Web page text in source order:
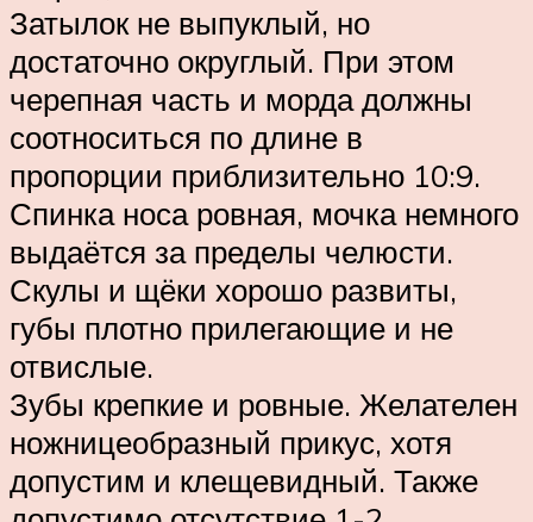
Затылок не выпуклый, но
достаточно округлый. При этом
черепная часть и морда должны
соотноситься по длине в
пропорции приблизительно 10:9.
Спинка носа ровная, мочка немного
выдаётся за пределы челюсти.
Скулы и щёки хорошо развиты,
губы плотно прилегающие и не
отвислые.
Зубы крепкие и ровные. Желателен
ножницеобразный прикус, хотя
допустим и клещевидный. Также